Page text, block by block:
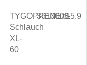
TYGOPRENE®-
Schlauch
XL-
60
361000815.9